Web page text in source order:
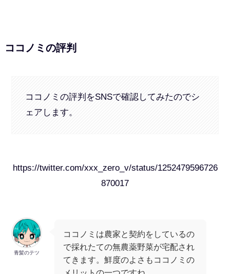
ココノミの評判
ココノミの評判をSNSで確認してみたのでシ
ェアします。
https://twitter.com/xxx_zero_v/status/1252479596726
870017
青髪のテツ
ココノミは農家と契約をしているの
で採れたての無農薬野菜が宅配され
てきます。鮮度のよさもココノミの